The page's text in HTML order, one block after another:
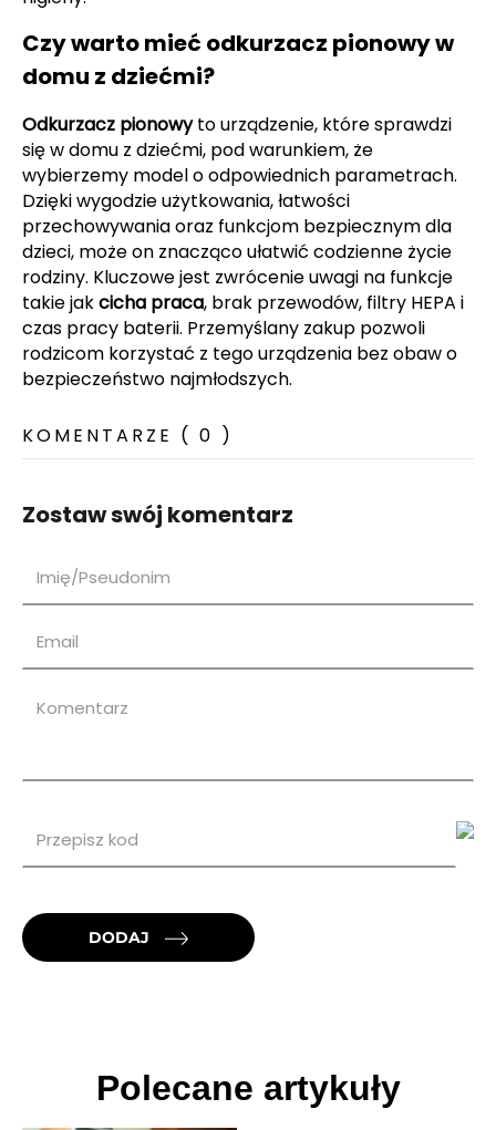
Czy warto mieć odkurzacz pionowy w
domu z dziećmi?
Odkurzacz pionowyto urządzenie, które sprawdzi
się w domu z dziećmi, pod warunkiem, że
wybierzemy model o odpowiednich parametrach.
Dzięki wygodzie użytkowania, łatwości
przechowywania oraz funkcjom bezpiecznym dla
dzieci, może on znacząco ułatwić codzienne życie
rodziny. Kluczowe jest zwrócenie uwagi na funkcje
takie jakcicha praca, brak przewodów, filtry HEPA i
czas pracy baterii. Przemyślany zakup pozwoli
rodzicom korzystać z tego urządzenia bez obaw o
bezpieczeństwo najmłodszych.
KOMENTARZE ( 0 )
Zostaw swój komentarz
DODAJ
Polecane artykuły